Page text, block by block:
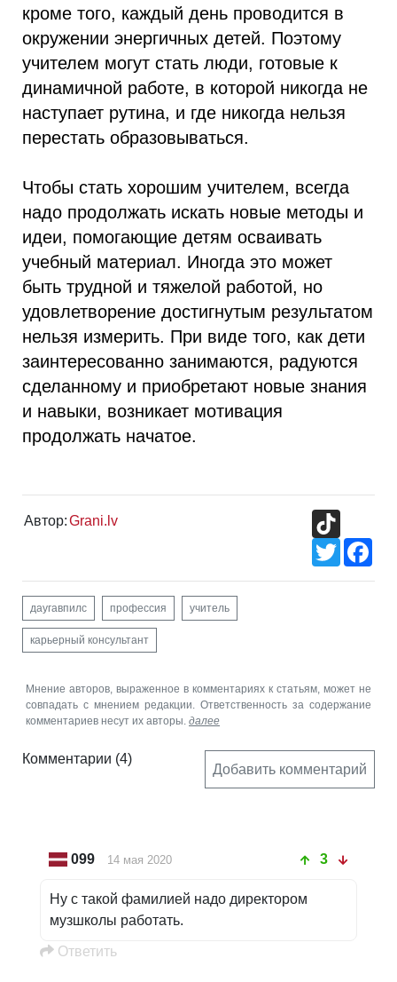
кроме того, каждый день проводится в
окружении энергичных детей. Поэтому
учителем могут стать люди, готовые к
динамичной работе, в которой никогда не
наступает рутина, и где никогда нельзя
перестать образовываться.
Чтобы стать хорошим учителем, всегда
надо продолжать искать новые методы и
идеи, помогающие детям осваивать
учебный материал. Иногда это может
быть трудной и тяжелой работой, но
удовлетворение достигнутым результатом
нельзя измерить. При виде того, как дети
заинтересованно занимаются, радуются
сделанному и приобретают новые знания
и навыки, возникает мотивация
продолжать начатое.
Автор:Grani.lv
Twitter
даугавпилс профессия учитель
карьерный консультант
Мнение авторов, выраженное в комментариях к статьям, может не
совпадать с мнением редакции. Ответственность за содержание
комментариев несут их авторы. далее
Комментарии (4)
Добавить комментарий
099 14 мая 2020 3
Ну с такой фамилией надо директором
музшколы работать.
Oтветить